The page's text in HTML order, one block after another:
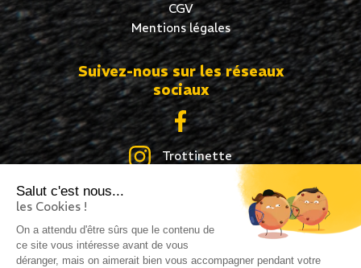
Salut c'est nous...
les Cookies !
On a attendu d'être sûrs que le contenu de
ce site vous intéresse avant de vous
déranger, mais on aimerait bien vous accompagner pendant votre
CGV
Mentions légales
Suivez-nous sur les réseaux
sociaux
Trottinette
Roller